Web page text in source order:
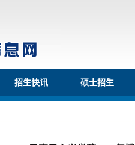
招生快讯 硕士招生